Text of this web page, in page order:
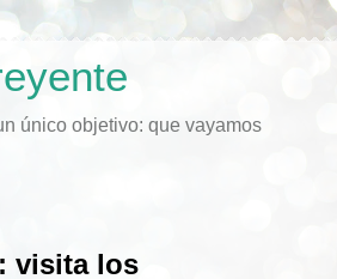
único objetivo: que vayamos
visita los